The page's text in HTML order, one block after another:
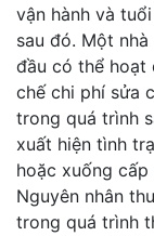
vận hành và
sau đó. Một
đầu có thể hoạt
chế chi phí sửa
trong quá trình
xuất hiện tình
hoặc xuống
Nguyên nhân
trong quá trình